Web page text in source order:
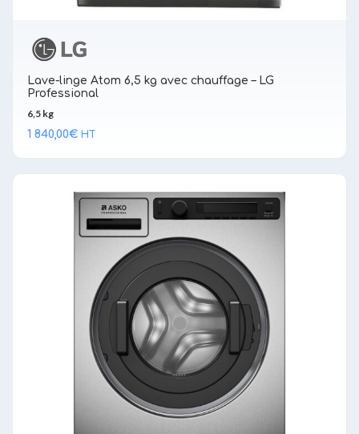
Lave-linge Atom 6,5 kg avec chauffage – LG
Professional
6,5 kg
1 840,00€ HT